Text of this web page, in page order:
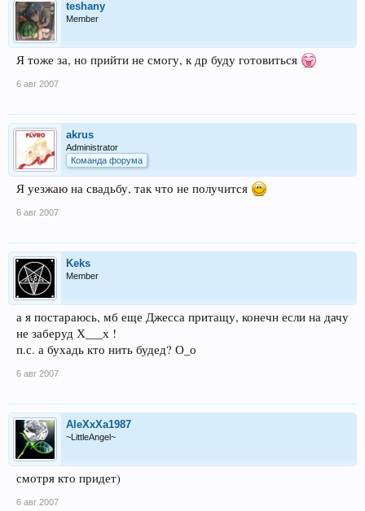
teshany
Member
Я тоже за, но прийти не смогу, к др буду готовиться
6 авг 2007
akrus
Administrator
Команда форума
Я уезжаю на свадьбу, так что не получится
6 авг 2007
Keks
Member
а я постараюсь, мб еще Джесса притащу, конечн если на дачу
не заберуд Х___х !
п.с. а бухадь кто нить будед? О_о
6 авг 2007
AleXxXa1987
~LittleAngel~
смотря кто придет)
6 авг 2007